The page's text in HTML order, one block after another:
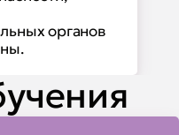
органов